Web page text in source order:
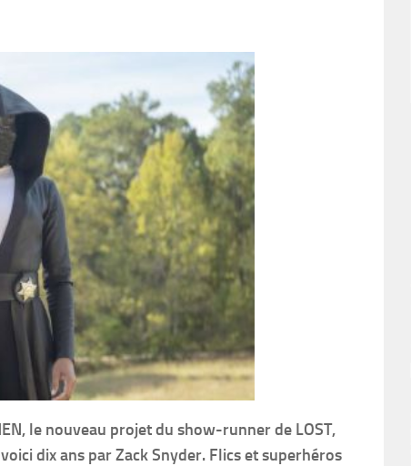
le nouveau projet du show-runner de LOST,
dix ans par Zack Snyder. Flics et superhéros